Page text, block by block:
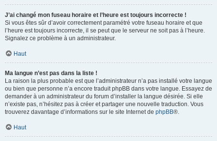
J’ai changé mon fuseau horaire et l’heure est toujours incorrecte !
Si vous êtes sûr d’avoir correctement paramétré votre fuseau horaire et que
l’heure est toujours incorrecte, il se peut que le serveur ne soit pas à l’heure.
Signalez ce problème à un administrateur.
Haut
Ma langue n’est pas dans la liste !
La raison la plus probable est que l’administrateur n’a pas installé votre langue
ou bien que personne n’a encore traduit phpBB dans votre langue. Essayez de
demander à un administrateur du forum d’installer la langue désirée. Si elle
n’existe pas, n’hésitez pas à créer et partager une nouvelle traduction. Vous
trouverez davantage d’informations sur le site Internet de phpBB®.
Haut